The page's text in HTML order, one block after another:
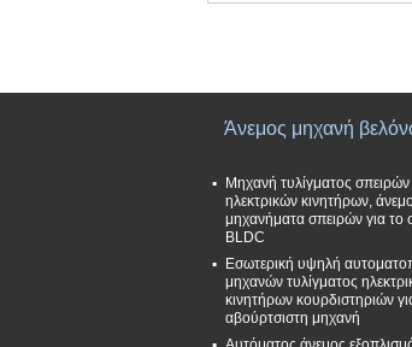
Άνεμος μηχανή
Μηχανή τυλίγματος σπειρών
ηλεκτρικών κινητήρων,
μηχανήματα σπειρών για το
BLDC
Εσωτερική υψηλή
μηχανών τυλίγματος
κινητήρων κουρδιστηριών
αβούρτσιστη μηχανή